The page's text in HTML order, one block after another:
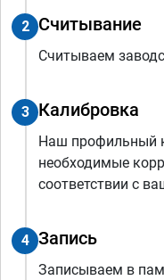
2 Считывание
Считываем
3 Калибровка
Наш профильный
необходимые
соответствии с
4 Запись
Записываем в